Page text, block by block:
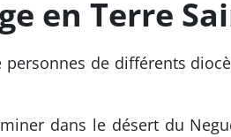
en Terre
de différents
dans le désert du